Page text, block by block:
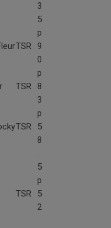
3
5
p
TSR
9
0
p
TSR
8
3
p
TSR
5
8
.
5
p
TSR
5
2
.